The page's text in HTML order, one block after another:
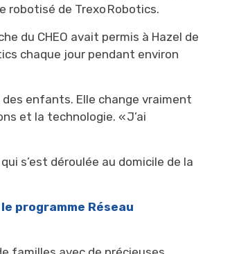
robotisé de Trexo Robotics.
du CHEO avait permis à Hazel de
chaque jour pendant environ
enfants. Elle change vraiment
et la technologie. « J’ai
s’est déroulée au domicile de la
le programme Réseau